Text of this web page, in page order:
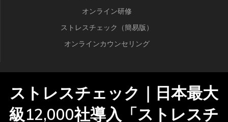
オンライン研修
ストレスチェック（簡易版）
オンラインカウンセリング
ストレスチェック｜日本最大
級12,000社導入「ストレスチ